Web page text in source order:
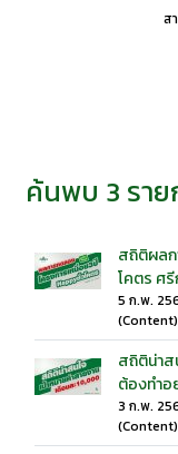
ส
ค้นพบ 3 ราย
สถิติผลก
โคตร ศ
5 ก.พ.
(Content)
สถิติน่าส
ต้องทำอ
3 ก.พ.
(Content)